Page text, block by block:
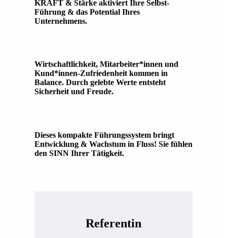
KRAFT & Stärke aktiviert Ihre Selbst-
Führung & das Potential Ihres
Unternehmens.
Wirtschaftlichkeit, Mitarbeiter*innen und
Kund*innen-Zufriedenheit kommen in
Balance. Durch gelebte Werte entsteht
Sicherheit und Freude.
Dieses kompakte Führungssystem bringt
Entwicklung & Wachstum in Fluss! Sie fühlen
den SINN Ihrer Tätigkeit.
Referentin